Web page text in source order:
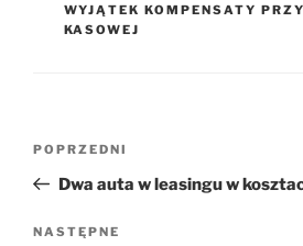
WYJĄTEK KOMPENSATY
KASOWEJ
Poprzedni
wpis
POPRZEDNI
Dwa auta w leasingu w
Następny
NASTĘPNE